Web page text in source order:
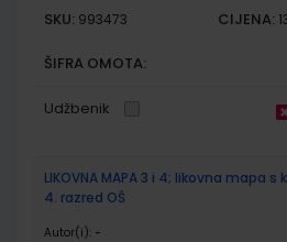
SKU: 993473 CIJENA:
ŠIFRA OMOTA:
Udžbenik
LIKOVNA MAPA 3 i 4; likovna mapa
4. razred OŠ
Autor(i): -